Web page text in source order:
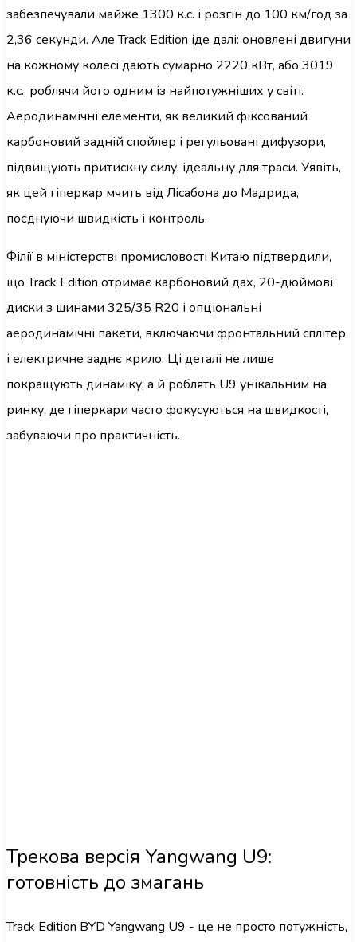
забезпечували майже 1300 к.с. і розгін до 100 км/год за
2,36 секунди. Але Track Edition іде далі: оновлені двигуни
на кожному колесі дають сумарно 2220 кВт, або 3019
к.с., роблячи його одним із найпотужніших у світі.
Аеродинамічні елементи, як великий фіксований
карбоновий задній спойлер і регульовані дифузори,
підвищують притискну силу, ідеальну для траси. Уявіть,
як цей гіперкар мчить від Лісабона до Мадрида,
поєднуючи швидкість і контроль.
Філії в міністерстві промисловості Китаю підтвердили,
що Track Edition отримає карбоновий дах, 20-дюймові
диски з шинами 325/35 R20 і опціональні
аеродинамічні пакети, включаючи фронтальний сплітер
і електричне заднє крило. Ці деталі не лише
покращують динаміку, а й роблять U9 унікальним на
ринку, де гіперкари часто фокусуються на швидкості,
забуваючи про практичність.
Трекова версія Yangwang U9:
готовність до змагань
Track Edition BYD Yangwang U9 - це не просто потужність,